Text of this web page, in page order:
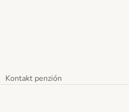
Kontakt penzión